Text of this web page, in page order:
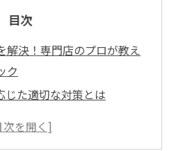
目次
解決！専門店のプロが教え
ク
じた適切な対策とは
庭でできるしみ抜き法